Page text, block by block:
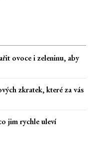
ovoce i zeleninu, aby
zkratek, které za vás
jim rychle uleví